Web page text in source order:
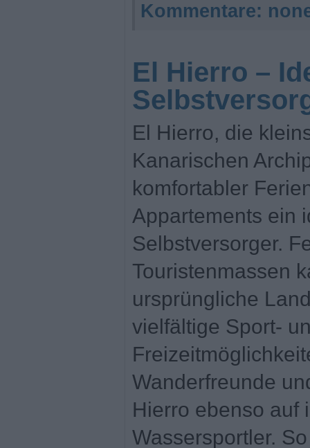
Kommentare:
El Hierro –
El Hierro, die
Kanarischen
komfortabler
Appartements ein
Selbstversorger.
Touristenmassen
ursprüngliche
vielfältige Sport-
Wanderfreunde
Hierro ebenso auf
Wassersportler.